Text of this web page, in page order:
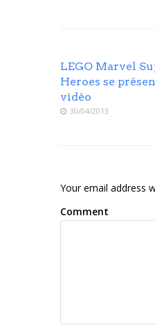
LEGO Marvel
Heroes se
vidéo
30/04/2013
Your email address
Comment